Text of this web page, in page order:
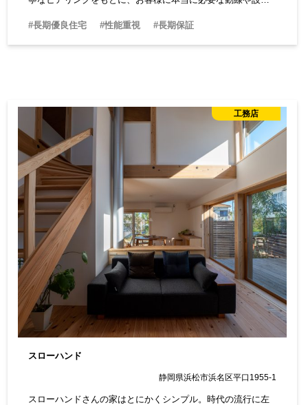
ます。
#長期優良住宅 #性能重視 #長期保証
工務店
スローハンド
静岡県浜松市浜名区平口1955-1
スローハンドさんの家はとにかくシンプル。時代の流行に左